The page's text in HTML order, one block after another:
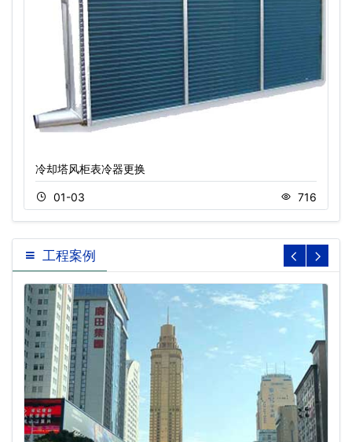
冷却塔风柜表冷器更换
01-03 716
工程案例